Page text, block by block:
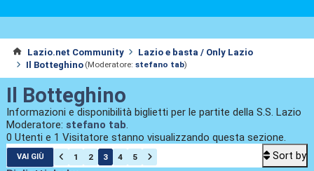
Lazio.net Community
Lazio e basta / Only Lazio
Il Botteghino (Moderatore: stefano tab)
Il Botteghino
Informazioni e disponibilità biglietti per le partite della S.S. Lazio
Moderatore: stefano tab.
0 Utenti e 1 Visitatore stanno visualizzando questa sezione.
VAI GIÙ 1 2 3 4 5
Sort by